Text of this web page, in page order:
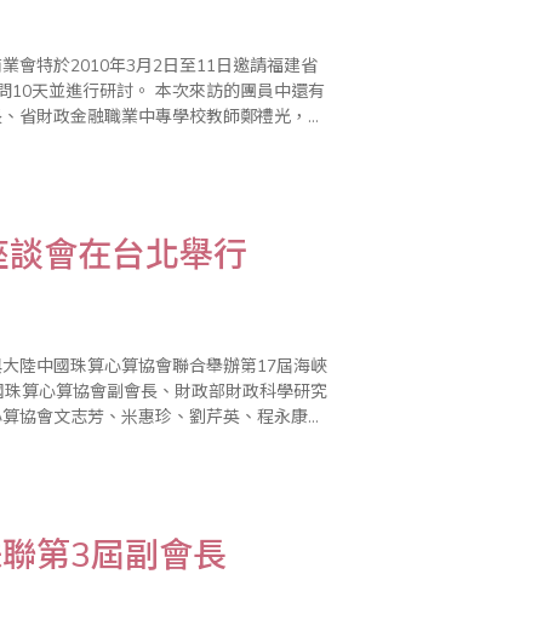
會特於2010年3月2日至11日邀請福建省
本次來訪的團員中還有
省財政金融職業中專學校教師鄭禮光，省
會在台北舉行
陸中國珠算心算協會聯合舉辦第17屆海峽
算心算協會副會長、財政部財政科學研究
協會文志芳、米惠珍、劉芹英、程永康，
第3屆副會長